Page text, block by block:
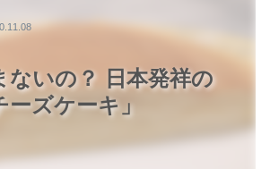
ないの？ 日本発祥の
ーズケーキ」